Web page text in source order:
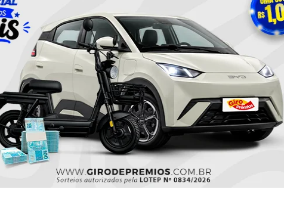
Twitter Pinterest